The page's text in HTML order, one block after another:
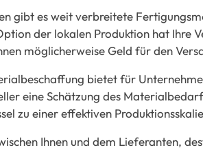
gibt es weit verbreitete
der lokalen Produktion hat Ihre
möglicherweise Geld für den
bietet für
eine Schätzung des
zu einer effektiven
Ihnen und dem Lieferanten,